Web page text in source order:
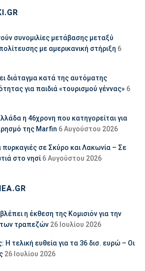
συνομιλίες μετάβασης μεταξύ
με αμερικανική στήριξη 6
διάταγμα κατά της αυτόματης
για παιδιά «τουρισμού γέννας» 6
η 46χρονη που κατηγορείται για
της Marfin 6 Αυγούστου 2026
πυρκαγιές σε Σκύρο και Λακωνία – Σε
στο νησί 6 Αυγούστου 2026
η έκθεση της Κομισιόν για την
των τραπεζών 26 Ιουλίου 2026
τελική ευθεία για τα 36 δισ. ευρώ – Οι
26 Ιουλίου 2026